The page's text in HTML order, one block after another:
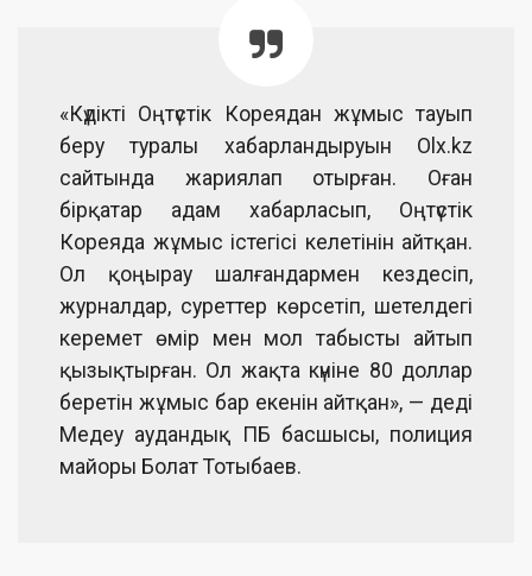
«Күдікті Оңтүстік Кореядан жұмыс тауып
беру туралы хабарландыруын Оlx.kz
сайтында жариялап отырған. Оған
бірқатар адам хабарласып, Оңтүстік
Кореяда жұмыс істегісі келетінін айтқан.
Ол қоңырау шалғандармен кездесіп,
журналдар, суреттер көрсетіп, шетелдегі
керемет өмір мен мол табысты айтып
қызықтырған. Ол жақта күніне 80 доллар
беретін жұмыс бар екенін айтқан», — деді
Медеу аудандық ПБ басшысы, полиция
майоры Болат Тотыбаев.